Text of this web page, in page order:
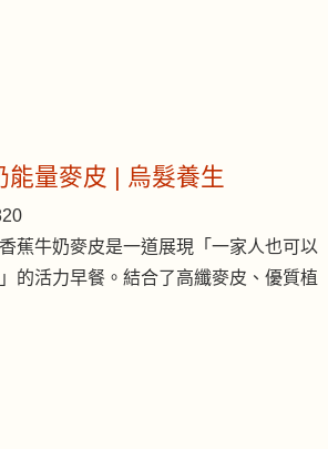
能量麥皮 | 烏髮養生
蕉牛奶麥皮是一道展現「一家人也可以
的活力早餐。結合了高纖麥皮、優質植